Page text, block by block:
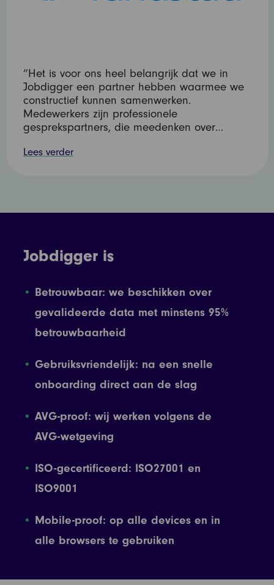
“Het is voor ons heel belangrijk dat we in
Jobdigger een partner hebben waarmee we
constructief kunnen samenwerken.
Medewerkers zijn professionele
gesprekspartners, die meedenken over…
Lees verder
Jobdigger is
Betrouwbaar: we beschikken over
gevalideerde data met minstens 95%
betrouwbaarheid
Gebruiksvriendelijk: na een snelle
onboarding direct aan de slag
AVG-proof: wij werken volgens de
AVG-wetgeving
ISO-gecertificeerd: ISO27001 en
ISO9001
Mobile-proof: op alle devices en in
alle browsers te gebruiken